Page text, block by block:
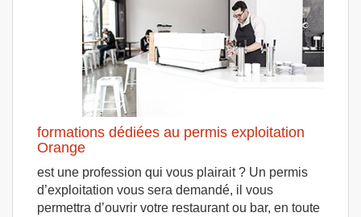
formations dédiées au permis exploitation
Orange
est une profession qui vous plairait ? Un permis
d’exploitation vous sera demandé, il vous
permettra d’ouvrir votre restaurant ou bar, en toute